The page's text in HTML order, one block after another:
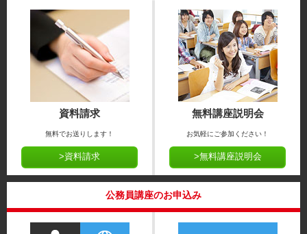
資料請求
無料でお送りします！
>資料請求
無料講座説明会
お気軽にご参加ください！
>無料講座説明会
公務員講座のお申込み